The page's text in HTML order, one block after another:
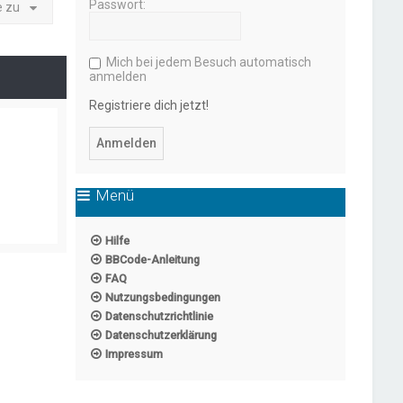
zu Passwort:
Mich bei jedem Besuch automatisch
anmelden
Registriere dich jetzt!
Menü
Hilfe
BBCode-Anleitung
FAQ
Nutzungsbedingungen
Datenschutzrichtlinie
Datenschutzerklärung
Impressum